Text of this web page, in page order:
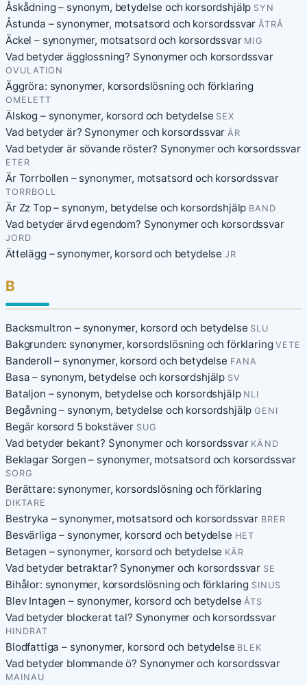
Åskådning – synonym, betydelse och korsordshjälp SYN
Åstunda – synonymer, motsatsord och korsordssvar ÅTRÅ
Äckel – synonymer, motsatsord och korsordssvar MIG
Vad betyder ägglossning? Synonymer och korsordssvar
OVULATION
Äggröra: synonymer, korsordslösning och förklaring
OMELETT
Älskog – synonymer, korsord och betydelse SEX
Vad betyder är? Synonymer och korsordssvar ÄR
Vad betyder är sövande röster? Synonymer och korsordssvar
ETER
Är Torrbollen – synonymer, motsatsord och korsordssvar
TORRBOLL
Är Zz Top – synonym, betydelse och korsordshjälp BAND
Vad betyder ärvd egendom? Synonymer och korsordssvar
JORD
Ättelägg – synonymer, korsord och betydelse JR
B
Backsmultron – synonymer, korsord och betydelse SLU
Bakgrunden: synonymer, korsordslösning och förklaring VETE
Banderoll – synonymer, korsord och betydelse FANA
Basa – synonym, betydelse och korsordshjälp SV
Bataljon – synonym, betydelse och korsordshjälp NLI
Begåvning – synonym, betydelse och korsordshjälp GENI
Begär korsord 5 bokstäver SUG
Vad betyder bekant? Synonymer och korsordssvar KÄND
Beklagar Sorgen – synonymer, motsatsord och korsordssvar
SORG
Berättare: synonymer, korsordslösning och förklaring
DIKTARE
Bestryka – synonymer, motsatsord och korsordssvar BRER
Besvärliga – synonymer, korsord och betydelse HET
Betagen – synonymer, korsord och betydelse KÄR
Vad betyder betraktar? Synonymer och korsordssvar SE
Bihålor: synonymer, korsordslösning och förklaring SINUS
Blev Intagen – synonymer, korsord och betydelse ÅTS
Vad betyder blockerat tal? Synonymer och korsordssvar
HINDRAT
Blodfattiga – synonymer, korsord och betydelse BLEK
Vad betyder blommande ö? Synonymer och korsordssvar
MAINAU